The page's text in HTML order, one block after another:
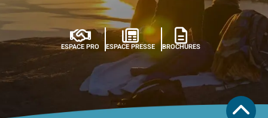
ESPACE PRO ESPACE PRESSE BROCHURES